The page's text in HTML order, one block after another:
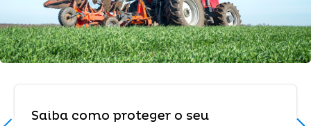
Saiba como proteger o seu